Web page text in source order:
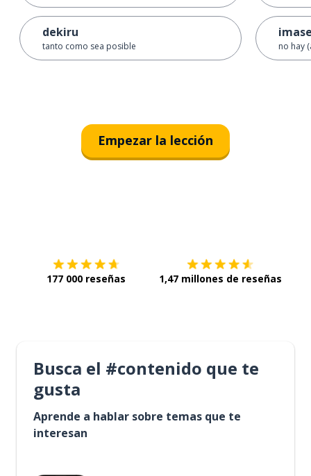
dekiru
tanto como sea posible no hay
Empezar la lección
177 000 reseñas 1,47 millones de reseñas
Busca el #contenido que te
gusta
Aprende a hablar sobre temas que te
interesan